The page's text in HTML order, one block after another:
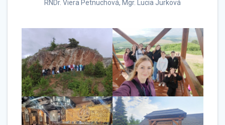
RNDr. Viera Petnuchová, Mgr. Lucia Jurková